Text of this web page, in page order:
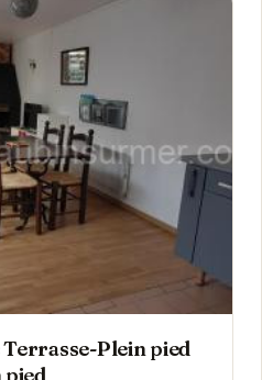
Plein pied
pied